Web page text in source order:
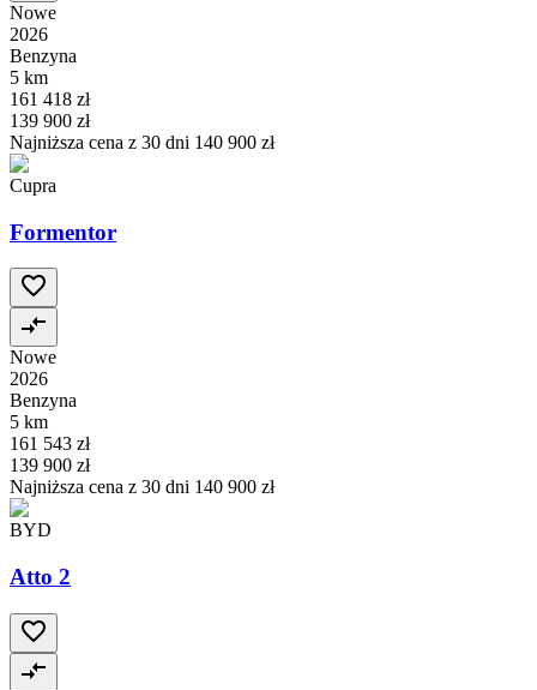
Nowe
2026
Benzyna
5 km
161 418 zł
139 900 zł
Najniższa cena z 30 dni 140 900 zł
Cupra
Formentor
Nowe
2026
Benzyna
5 km
161 543 zł
139 900 zł
Najniższa cena z 30 dni 140 900 zł
BYD
Atto 2